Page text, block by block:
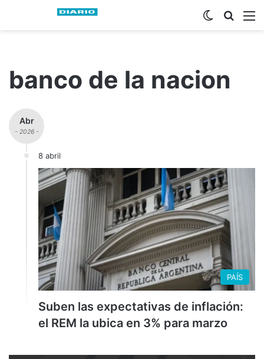
Buscar
Switch skin
banco de la nacion
Abr
- 2026 -
8 abril
PAÍS
Suben las expectativas de inflación:
el REM la ubica en 3% para marzo